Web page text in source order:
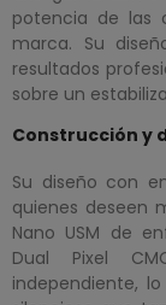
potencia de las
marca. Su
resultados
sobre un
Construcción y
Su diseño con
quienes deseen
Nano USM de
Dual Pixel
independiente,